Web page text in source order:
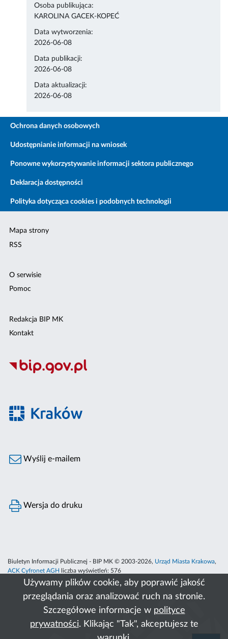
Używamy plików cookie, aby poprawić jakość
przeglądania oraz analizować ruch na stronie.
Szczegółowe informacje w polityce
prywatności. Klikając "Tak", akceptujesz te
Osoba publikująca:
KAROLINA GACEK-KOPEĆ
Data wytworzenia:
2026-06-08
Data publikacji:
2026-06-08
Data aktualizacji:
2026-06-08
Ochrona danych osobowych
Udostępnianie informacji na wniosek
Ponowne wykorzystywanie informacji sektora publicznego
Deklaracja dostępności
Polityka dotycząca cookies i podobnych technologii
Mapa strony
RSS
O serwisie
Pomoc
Redakcja BIP MK
Kontakt
Wyślij e-mailem
Wersja do druku
Biuletyn Informacji Publicznej - BIP MK © 2003-2026, Urząd Miasta Krakowa,
ACK Cyfronet AGH
liczba wyświetleń: 576